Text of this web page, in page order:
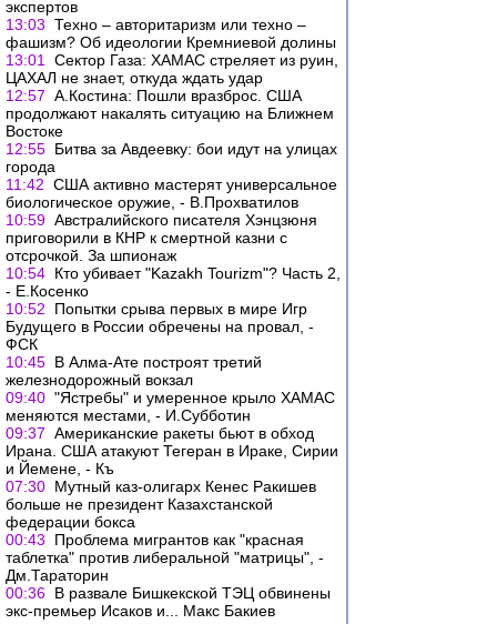
экспертов
13:03 Техно – авторитаризм или техно –
фашизм? Об идеологии Кремниевой долины
13:01
Сектор Газа: ХАМАС стреляет из руин,
ЦАХАЛ не знает, откуда ждать удар
12:57 А.Костина: Пошли вразброс. США
продолжают накалять ситуацию на Ближнем
Востоке
12:55 Битва за Авдеевку: бои идут на улицах
города
11:42 США активно мастерят универсальное
биологическое оружие, - В.Прохватилов
10:59 Австралийского писателя Хэнцзюня
приговорили в КНР к смертной казни с
отсрочкой. За шпионаж
10:54 Кто убивает "Kazakh Tourizm"? Часть 2,
- Е.Косенко
10:52
Попытки срыва первых в мире Игр
Будущего в России обречены на провал, -
ФСК
10:45 В Алма-Ате построят третий
железнодорожный вокзал
09:40 "Ястребы" и умеренное крыло ХАМАС
меняются местами, - И.Субботин
09:37 Американские ракеты бьют в обход
Ирана. США атакуют Тегеран в Ираке, Сирии
и Йемене, - Къ
07:30 Мутный каз-олигарх Кенес Ракишев
больше не президент Казахстанской
федерации бокса
00:43
Проблема мигрантов как "красная
таблетка" против либеральной "матрицы", -
Дм.Тараторин
00:36 В развале Бишкекской ТЭЦ обвинены
экс-премьер Исаков и... Макс Бакиев